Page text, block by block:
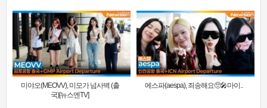
미야오(MEOVV), 미모가 넘사벽 (출
국)[뉴스엔TV]
에스파(aespa), 죄송해요🥺🎤마이..